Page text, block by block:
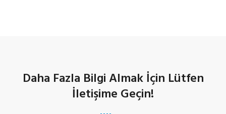
Daha Fazla Bilgi Almak İçin Lütfen
İletişime Geçin!